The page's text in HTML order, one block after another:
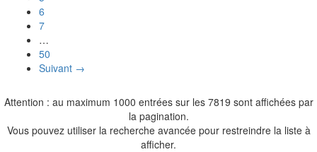
6
7
…
50
Suivant →
Attention : au maximum 1000 entrées sur les 7819 sont affichées par
la pagination.
Vous pouvez utiliser la recherche avancée pour restreindre la liste à
afficher.